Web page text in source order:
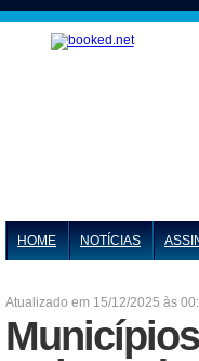
HOME NOTÍCIAS
Atualizado em 15/12/2025 às